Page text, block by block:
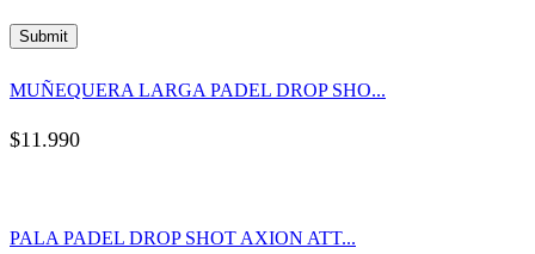
MUÑEQUERA LARGA PADEL DROP SHO...
$11.990
PALA PADEL DROP SHOT AXION ATT...